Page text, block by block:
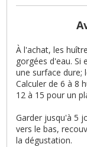
À l'achat, les
gorgées d'eau. Si
une surface dure;
Calculer de 6 à 8
12 à 15 pour un
Garder jusqu'à 5
vers le bas,
la dégustation.